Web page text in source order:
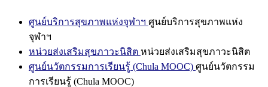
ศูนย์บริการสุขภาพแห่งจุฬาฯ ศูนย์บริการสุขภาพแห่ง
จุฬาฯ
หน่วยส่งเสริมสุขภาวะนิสิต หน่วยส่งเสริมสุขภาวะนิสิต
ศูนย์นวัตกรรมการเรียนรู้ (Chula MOOC) ศูนย์นวัตกรรม
การเรียนรู้ (Chula MOOC)